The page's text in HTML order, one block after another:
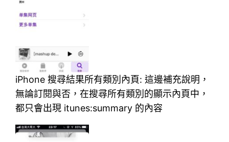
iPhone 搜尋結果所有類別內頁: 這邊補充說明，
無論訂閱與否，在搜尋所有類別的顯示內頁中，
都只會出現 itunes:summary 的內容